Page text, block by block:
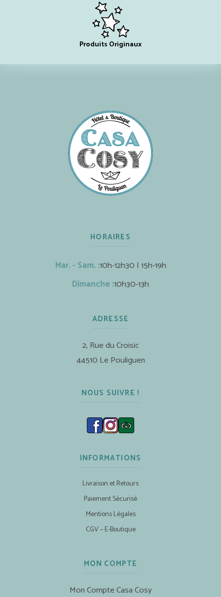
Produits Originaux
HORAIRES
Mar. - Sam. :10h-12h30 | 15h-19h
Dimanche :10h30-13h
ADRESSE
2, Rue du Croisic
44510 Le Pouliguen
NOUS SUIVRE !
INFORMATIONS
Livraison et Retours
Paiement Sécurisé
Mentions Légales
CGV – E-Boutique
MON COMPTE
Mon Compte Casa Cosy